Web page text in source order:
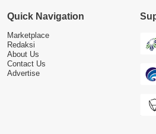
Quick Navigation
Marketplace
Redaksi
About Us
Contact Us
Advertise